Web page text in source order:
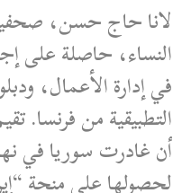
لانا حاج حسن،
النساء، حاصلة على
في إدارة الأعمال،
التطبيقية من فرنسا.
لحصولها على منحة